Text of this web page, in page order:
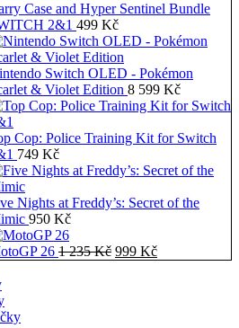
Case and Hyper Sentinel Bundle
2&1 499 Kč
Switch OLED - Pokémon
& Violet Edition 8 599 Kč
Cop: Police Training Kit for Switch
749 Kč
Nights at Freddy’s: Secret of the
950 Kč
26 1 235Kč Původní
999 KčAktuální